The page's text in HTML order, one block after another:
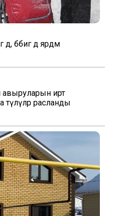
бәбигә дә ярдәм
иртә
расланды